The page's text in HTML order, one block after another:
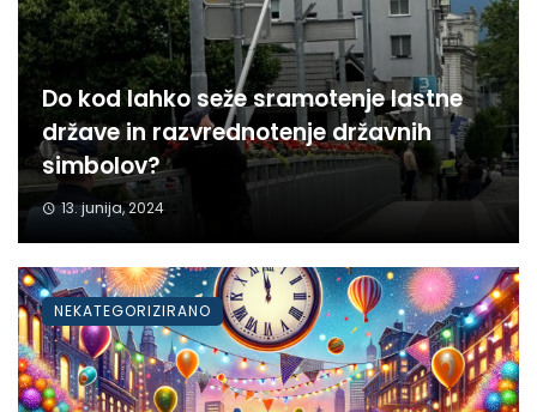
Do kod lahko seže sramotenje lastne
države in razvrednotenje državnih
simbolov?
13. junija, 2024
NEKATEGORIZIRANO